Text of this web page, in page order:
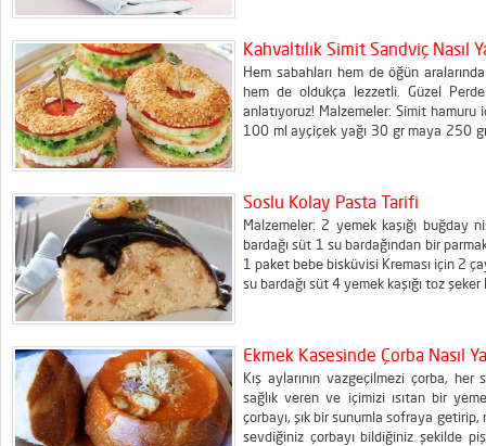
Kahvaltılık Simit Sandviç Nasıl
Hem sabahları hem de öğün
hem de oldukça lezzetli. Güzel
anlatıyoruz! Malzemeler: Simit
100 ml ayçiçek yağı 30 gr maya 250
Soslu Kolay Pasta Tarifi
Malzemeler: 2 yemek kaşığı
bardağı süt 1 su bardağından bir
1 paket bebe bisküvisi Kreması için 2
su bardağı süt 4 yemek kaşığı toz
Ekmek Kasesinde Çorba Nasıl
Kış aylarının vazgeçilmezi çorba,
sağlık veren ve içimizi ısıtan bir
çorbayı, şık bir sunumla sofraya
sevdiğiniz çorbayı bildiğiniz şekilde